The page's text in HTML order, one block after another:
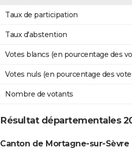
Taux de participation
Taux d'abstention
Votes blancs (en pourcentage des
Votes nuls (en pourcentage des
Nombre de votants
Résultat départementales
Canton de Mortagne-sur-Sèvre